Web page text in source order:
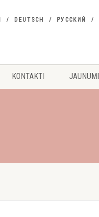
DEUTSCH РУССКИЙ
KONTAKTI JAUNUMI